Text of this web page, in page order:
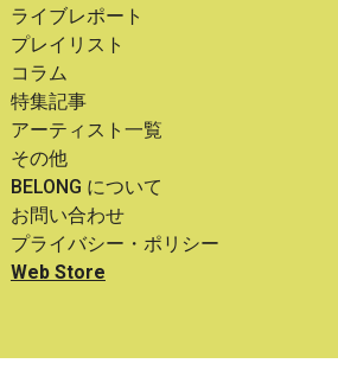
ライブレポート
プレイリスト
コラム
特集記事
アーティスト一覧
その他
BELONG について
お問い合わせ
プライバシー・ポリシー
Web Store